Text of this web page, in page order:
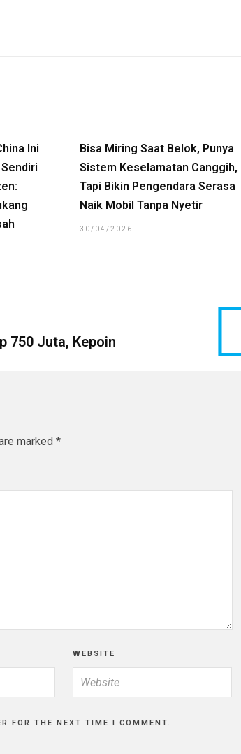
Ini
Bisa Miring Saat Belok, Punya
Sistem Keselamatan Canggih,
Tapi Bikin Pengendara Serasa
Naik Mobil Tanpa Nyetir
30/04/2026
750 Juta, Kepoin
marked *
WEBSITE
FOR THE NEXT TIME I COMMENT.